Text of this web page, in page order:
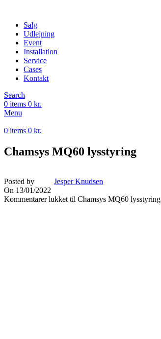
Salg
Udlejning
Event
Installation
Service
Cases
Kontakt
Search
0 items 0 kr.
Menu
0 items 0 kr.
Chamsys MQ60 lysstyring
Posted by
Jesper Knudsen
On 13/01/2022
Kommentarer lukket til Chamsys MQ60 lysstyring